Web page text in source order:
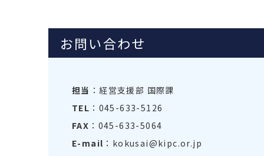
お問い合わせ
担当 ：経営支援部 国際課
TEL ：045-633-5126
FAX ：045-633-5064
E-mail ：kokusai@kipc.or.jp